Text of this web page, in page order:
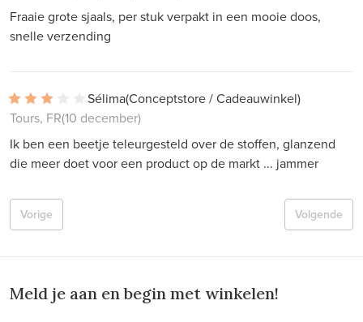
Fraaie grote sjaals, per stuk verpakt in een mooie doos,
snelle verzending
Sélima(Conceptstore / Cadeauwinkel)
Tours, FR(10 december)
Ik ben een beetje teleurgesteld over de stoffen, glanzend
die meer doet voor een product op de markt ... jammer
Volgende
Vorige
Meld je aan en begin met winkelen!